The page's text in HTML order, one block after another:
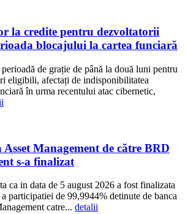
la credite pentru dezvoltatorii
blocajului la cartea funciară
de grație de până la două luni pentru
eligibili, afectați de indisponibilitatea
în urma recentului atac cibernetic,
Management de către BRD
s-a finalizat
ca in data de 5 august 2026 a fost finalizata
participatiei de 99,9944% detinute de banca
catre... detalii